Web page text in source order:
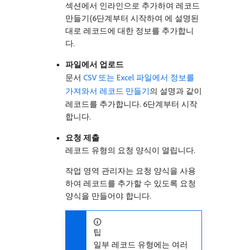
섹션에서 인라인으로 추가하여 레코드
만들기{6단계부터 시작하여 에 설명된
대로 레코드에 대한 정보를 추가합니
다.
파일에서 업로드
문서 CSV 또는 Excel 파일에서 정보를
가져와서 레코드 만들기의 설명과 같이
레코드를 추가합니다. 6단계부터 시작
합니다.
요청 제출
레코드 유형의 요청 양식이 열립니다.
작업 영역 관리자는 요청 양식을 사용
하여 레코드를 추가할 수 있도록 요청
양식을 만들어야 합니다.
팁
일부 레코드 유형에는 여러